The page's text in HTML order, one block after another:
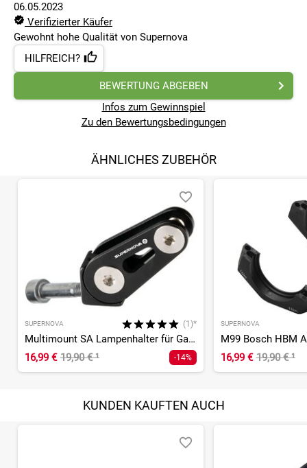
06.05.2023
Verifizierter Käufer
Gewohnt hohe Qualität von Supernova
HILFREICH?
BEWERTUNG ABGEBEN
Infos zum Gewinnspiel
Zu den Bewertungsbedingungen
ÄHNLICHES ZUBEHÖR
SUPERNOVA (1)*
Multimount SA Lampenhalter für Gabelmontage
16,99 € 19,90 €¹ -14%
SUPERNOVA
M99 Bosch HBM
16,99 € 19,90 €¹
KUNDEN KAUFTEN AUCH